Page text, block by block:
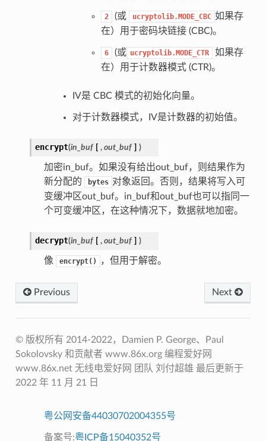
2 (或 ucryptolib.MODE_CBC 如果存
在）用于密码块链接 (CBC)。
6 (或 ucryptolib.MODE_CTR
如果存
在）用于计数器模式 (CTR)。
IV是 CBC 模式的初始化向量。
对于计数器模式，IV是计数器的初始值。
encrypt(in_buf [ , out_buf ] )
加密in_buf。如果没有给出out_buf，则结果作为
新分配的
bytes 对象返回。否则，结果将写入可
变缓冲区out_buf。in_buf和out_buf也可以指同一
个可变缓冲区，在这种情况下，数据就地加密。
decrypt(in_buf [ , out_buf ] )
像 encrypt() ，但用于解密。
Next
Previous
© 版权所有 2014-2022，D​​amien P. George、Paul
Sokolovsky 和贡献者 www.86x.org 编程爱好网
www.86x.net 无线电爱好网 团队 刘付超雄 最后更新于
2022 年 11 月 21 日
粤公网安备44030702004355号
备案号:粤ICP备15040352号